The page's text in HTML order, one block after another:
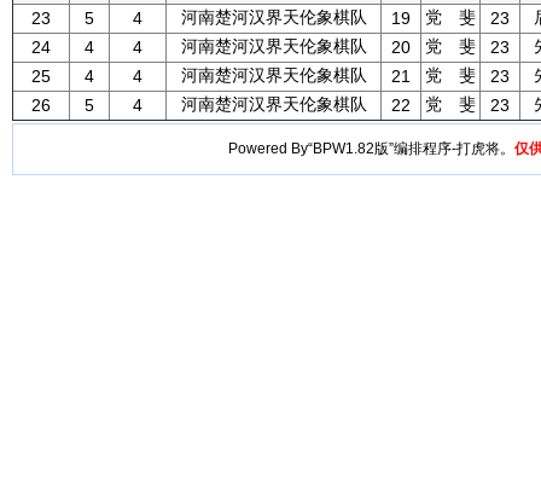
23
5 4 河南楚河汉界天伦象棋队 19 党 斐 23
24
4 4 河南楚河汉界天伦象棋队 20 党 斐 23
25
4 4 河南楚河汉界天伦象棋队 21 党 斐 23
26
5 4 河南楚河汉界天伦象棋队 22 党 斐 23
Powered By“BPW1.82版”编排程序-打虎将。 仅